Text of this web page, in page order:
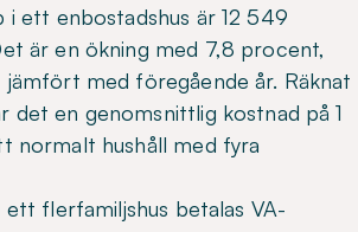
ett enbostadshus är 12 549
är en ökning med 7,8 procent,
med föregående år. Räknat
det en genomsnittlig kostnad på 1
hushåll med fyra
flerfamiljshus betalas VA-